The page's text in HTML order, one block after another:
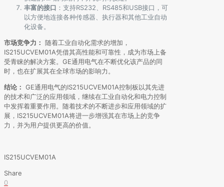
丰富的接口 ：支持RS232、RS485和USB接口，可
以方便地连接各种传感器、执行器和其他工业自动
化设备。
市场竞争力： 随着工业自动化需求的增加，
IS215UCVEM01A凭借其高性能和可靠性，成为市场上备
受青睐的解决方案。GE通用电气在不断优化该产品的同
时，也在扩展其在全球市场的影响力。
结论： GE通用电气的IS215UCVEM01A控制板以其先进
的技术和广泛的应用领域，继续在工业自动化和电力控制
中发挥着重要作用。随着技术的不断进步和应用领域的扩
展，IS215UCVEM01A将进一步增强其在市场上的竞争
力，并为用户提供更高的价值。
IS215UCVEM01A
Share
0